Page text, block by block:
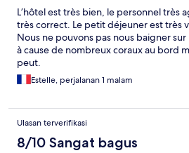
L’hôtel est très bien, le personnel très
très correct. Le petit déjeuner est très
Nous ne pouvons pas nous baigner
à cause de nombreux coraux au bord
peut.
Estelle, perjalanan 1 malam
Ulasan terverifikasi
8/10 Sangat bagus